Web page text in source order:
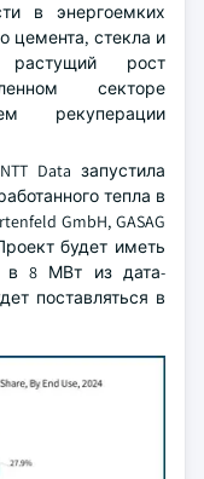
в энергоемких
цемента, стекла и
рост
секторе
рекуперации
Data запустила
тепла в
GmbH, GASAG
будет иметь
в 8 МВт из дата-
поставляться в